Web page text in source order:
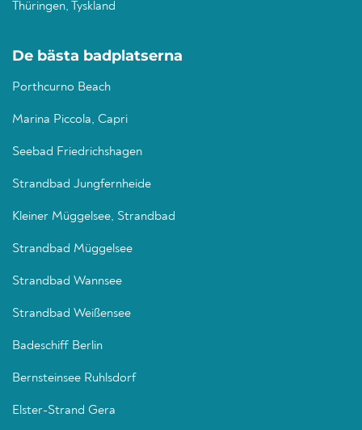
Thüringen, Tyskland
De bästa badplatserna
Porthcurno Beach
Marina Piccola, Capri
Seebad Friedrichshagen
Strandbad Jungfernheide
Kleiner Müggelsee, Strandbad
Strandbad Müggelsee
Strandbad Wannsee
Strandbad Weißensee
Badeschiff Berlin
Bernsteinsee Ruhlsdorf
Elster-Strand Gera